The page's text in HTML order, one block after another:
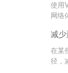
使用
网络
减
在某
径，